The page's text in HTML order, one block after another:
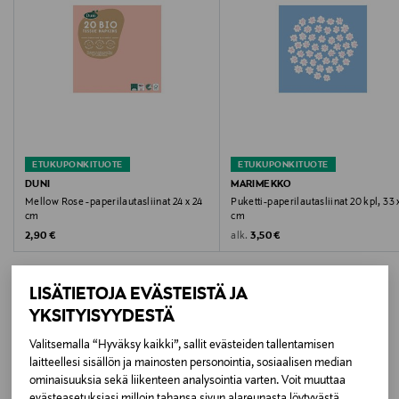
LISÄTIETOJA EVÄSTEISTÄ JA
YKSITYISYYDESTÄ
Valitsemalla “Hyväksy kaikki”, sallit evästeiden tallentamisen
laitteellesi sisällön ja mainosten personointia, sosiaalisen median
ominaisuuksia sekä liikenteen analysointia varten. Voit muuttaa
33 x 33 cm
Pakkauskoko
GOLD
Koko
20 kpl
Puola
Valmistajan tuotenumero
7321011058044
ETUKUPONKITUOTE
DUNI
Mellow Rose -paperilautasliinat 24 x 24
cm
Original Price
2,90 €
ETUKUPONKITUOTE
MARIMEKKO
Puketti-paperilautasliinat 20 kpl, 33
cm
alk. Original Price
3,50 €
LISÄÄ KIINNOSTAVIA